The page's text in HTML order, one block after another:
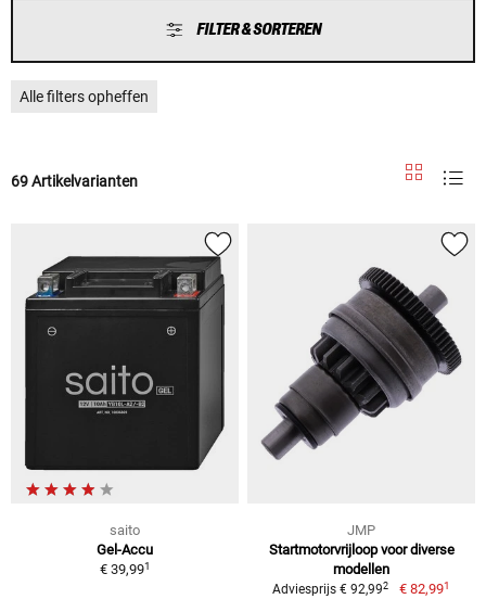
FILTER & SORTEREN
Alle filters opheffen
69 Artikelvarianten
saito
Gel-Accu
€ 39,991
JMP
Startmotorvrijloop voor diverse
modellen
Adviesprijs € 92,992 € 82,991